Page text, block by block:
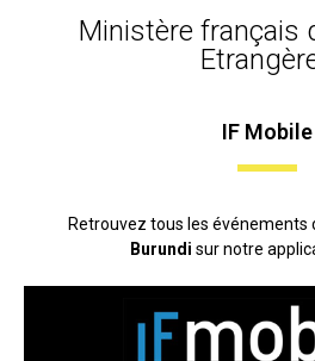
Ministère français
IF Mobile
Retrouvez tous les événements
Burundi sur notre